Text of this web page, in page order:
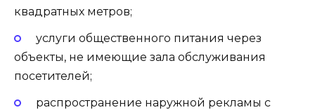
квадратных метров;
услуги общественного питания через
объекты, не имеющие зала обслуживания
посетителей;
распространение наружной рекламы с